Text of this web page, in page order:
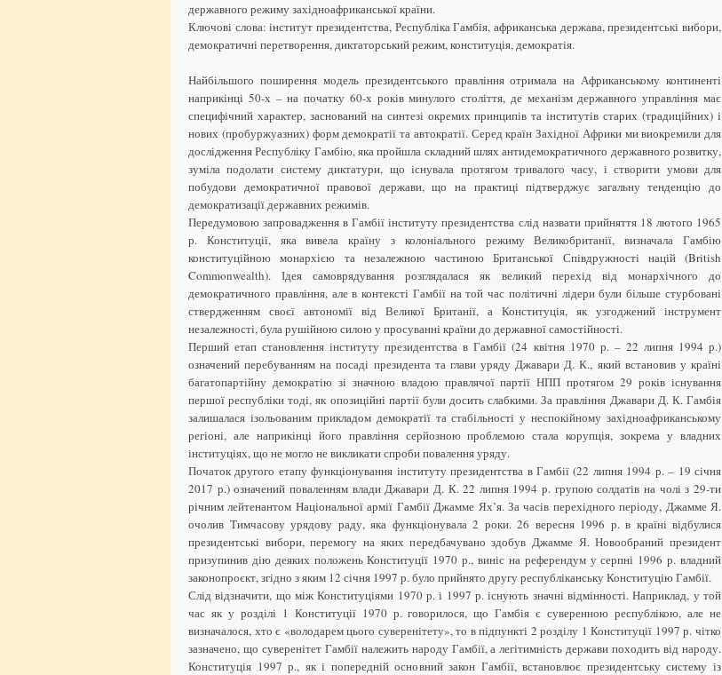
державного режиму західноафриканської країни.
Ключові слова: інститут президентства, Республіка Гамбія, африканська держава, президентські вибори,
демократичні перетворення, диктаторський режим, конституція, демократія.
Найбільшого поширення модель президентського правління отримала на Африканському континенті
наприкінці 50-х – на початку 60-х років минулого століття, де механізм державного управління має
специфічний характер, заснований на синтезі окремих принципів та інститутів старих (традиційних) і
нових (пробуржуазних) форм демократії та автократії. Серед країн Західної Африки ми виокремили для
дослідження Республіку Гамбію, яка пройшла складний шлях антидемократичного державного розвитку,
зуміла подолати систему диктатури, що існувала протягом тривалого часу, і створити умови для
побудови демократичної правової держави, що на практиці підтверджує загальну тенденцію до
демократизації державних режимів.
Передумовою запровадження в Гамбії інституту президентства слід назвати прийняття 18 лютого 1965
р. Конституції, яка вивела країну з колоніального режиму Великобританії, визначала Гамбію
конституційною монархією та незалежною частиною Британської Співдружності націй (British
Commonwealth). Ідея самоврядування розглядалася як великий перехід від монархічного до
демократичного правління, але в контексті Гамбії на той час політичні лідери були більше стурбовані
ствердженням своєї автономії від Великої Британії, а Конституція, як узгоджений інструмент
незалежності, була рушійною силою у просуванні країни до державної самостійності.
Перший етап становлення інституту президентства в Гамбії (24 квітня 1970 р. – 22 липня 1994 р.)
означений перебуванням на посаді президента та глави уряду Джавари Д. К., який встановив у країні
багатопартійну демократію зі значною владою правлячої партії НПП протягом 29 років існування
першої республіки тоді, як опозиційні партії були досить слабкими. За правління Джавари Д. К. Гамбія
залишалася ізольованим прикладом демократії та стабільності у неспокійному західноафриканському
регіоні, але наприкінці його правління серйозною проблемою стала корупція, зокрема у владних
інституціях, що не могло не викликати спроби повалення уряду.
Початок другого етапу функціонування інституту президентства в Гамбії (22 липня 1994 р. – 19 січня
2017 р.) означений поваленням влади Джавари Д. К. 22 липня 1994 р. групою солдатів на чолі з 29-ти
річним лейтенантом Національної армії Гамбії Джамме Ях’я. За часів перехідного періоду, Джамме Я.
очолив Тимчасову урядову раду, яка функціонувала 2 роки. 26 вересня 1996 р. в країні відбулися
президентські вибори, перемогу на яких передбачувано здобув Джамме Я. Новообраний президент
призупинив дію деяких положень Конституції 1970 р., виніс на референдум у серпні 1996 р. владний
законопроєкт, згідно з яким 12 січня 1997 р. було прийнято другу республіканську Конституцію Гамбії.
Слід відзначити, що між Конституціями 1970 р. і 1997 р. існують значні відмінності. Наприклад, у той
час як у розділі 1 Конституції 1970 р. говорилося, що Гамбія є суверенною республікою, але не
визначалося, хто є «володарем цього суверенітету», то в підпункті 2 розділу 1 Конституції 1997 р. чітко
зазначено, що суверенітет Гамбії належить народу Гамбії, а легітимність держави походить від народу.
Конституція 1997 р., як і попередній основний закон Гамбії, встановлює президентську систему із